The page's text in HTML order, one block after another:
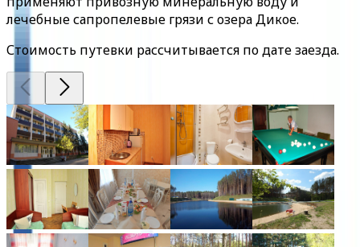
лечебные сапропелевые грязи с озера Дикое.
Стоимость путевки рассчитывается по дате заезда.